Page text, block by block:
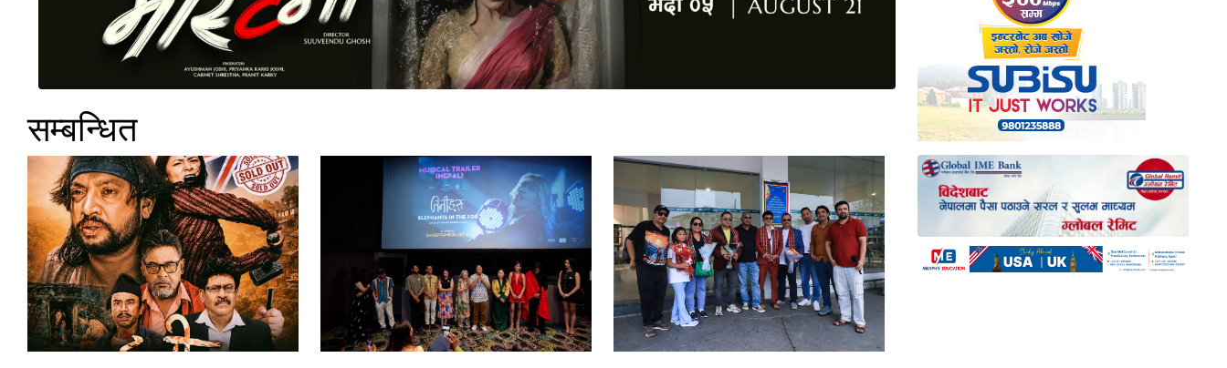
सम्बन्धित